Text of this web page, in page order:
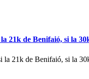
21k de Benifaió, si la
la 21k de Benifaió, si la